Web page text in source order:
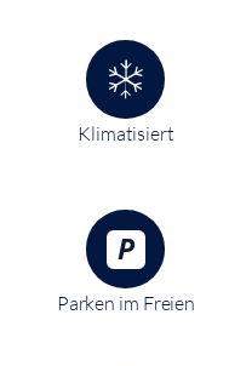
Klimatisiert
Parken im Freien